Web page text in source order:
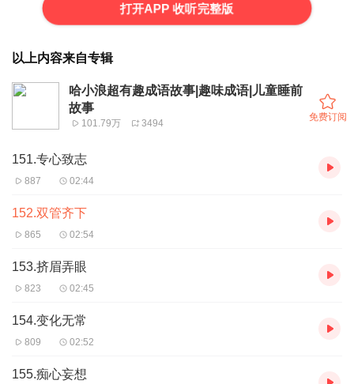
打开APP 收听完整版
以上内容来自专辑
哈小浪超有趣成语故事|趣味成语|儿童睡前
故事
101.79万 3494
免费订阅
151.专心致志
887 02:44
152.双管齐下
865 02:54
153.挤眉弄眼
823 02:45
154.变化无常
809 02:52
155.痴心妄想